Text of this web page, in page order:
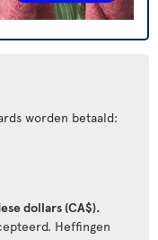
worden betaald:
dollars (CA$).
Heffingen